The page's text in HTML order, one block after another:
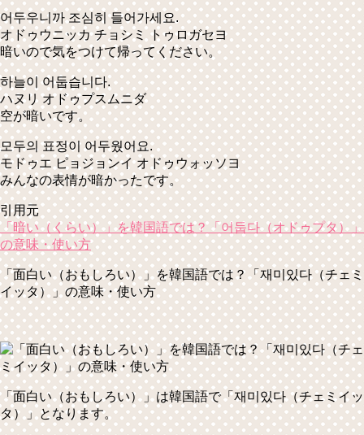
어두우니까 조심히 들어가세요.
オドゥウニッカ チョシミ トゥロガセヨ
暗いので気をつけて帰ってください。
하늘이 어둡습니다.
ハヌリ オドゥプスムニダ
空が暗いです。
모두의 표정이 어두웠어요.
モドゥエ ピョジョンイ オドゥウォッソヨ
みんなの表情が暗かったです。
引用元
「暗い（くらい）」を韓国語では？「어둡다（オドゥプタ）」
の意味・使い方
「面白い（おもしろい）」を韓国語では？「재미있다（チェミ
イッタ）」の意味・使い方
「面白い（おもしろい）」は韓国語で「재미있다（チェミイッ
タ）」 となります。